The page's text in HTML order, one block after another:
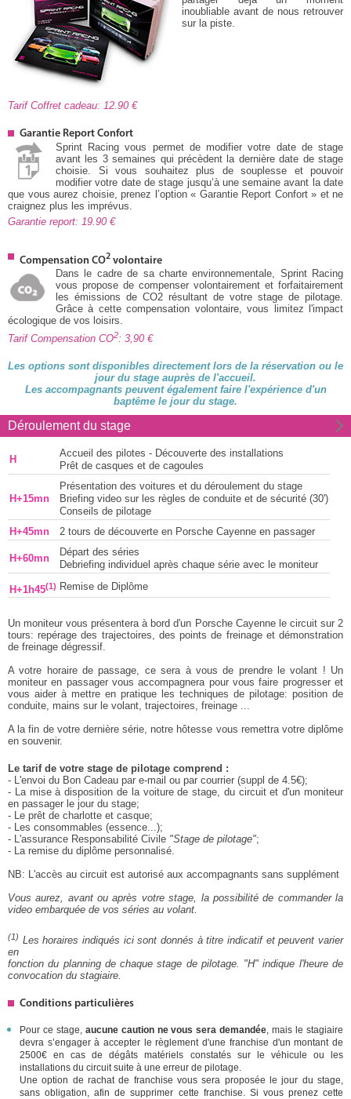
inoubliable avant de nous retrouver
sur la piste.
Tarif Coffret cadeau: 12.90
Garantie Report Confort
Sprint Racing vous permet de modifier votre date de stage
avant les 3 semaines qui précèdent la dernière date de stage
choisie. Si vous souhaitez plus de souplesse et pouvoir
modifier votre date de stage jusqu’à une semaine avant la date
que vous aurez choisie, prenez l’option « Garantie Report Confort » et ne
craignez plus les imprévus.
Garantie report: 19.90
Compensation CO2 volontaire
Dans le cadre de sa charte environnementale, Sprint Racing
vous propose de compenser volontairement et forfaitairement
les émissions de CO2 résultant de votre stage de pilotage.
Grâce à cette compensation volontaire, vous limitez l'impact
écologique de vos loisirs.
Tarif Compensation CO2: 3,90
Les options sont disponibles directement lors de la réservation ou le
jour du stage auprès de l'accueil.
Les accompagnants peuvent également faire l'expérience d'un
baptême le jour du stage.
Déroulement du stage
H
Accueil des pilotes - Découverte des installations
Prêt de casques et de cagoules
H+15mn
Présentation des voitures et du déroulement du stage
Briefing video sur les règles de conduite et de sécurité (30')
Conseils de pilotage
H+45mn
2 tours de découverte en Porsche Cayenne en passager
H+60mn
Départ des séries
Debriefing individuel après chaque série avec le moniteur
H+1h45(1) Remise de Diplôme
Un moniteur vous présentera à bord d'un Porsche Cayenne le circuit sur 2
tours: repérage des trajectoires, des points de freinage et démonstration
de freinage dégressif.
A votre horaire de passage, ce sera à vous de prendre le volant ! Un
moniteur en passager vous accompagnera pour vous faire progresser et
vous aider à mettre en pratique les techniques de pilotage: position de
conduite, mains sur le volant, trajectoires, freinage ...
A la fin de votre dernière série, notre hôtesse vous remettra votre diplôme
en souvenir.
Le tarif de votre stage de pilotage comprend :
- L'envoi du Bon Cadeau par e-mail ou par courrier (suppl de 4.5€);
- La mise à disposition de la voiture de stage, du circuit et d'un moniteur
en passager le jour du stage;
- Le prêt de charlotte et casque;
- Les consommables (essence...);
- L'assurance Responsabilité Civile "Stage de pilotage";
- La remise du diplôme personnalisé.
NB: L'accès au circuit est autorisé aux accompagnants sans supplément
Vous aurez, avant ou après votre stage, la possibilité de commander la
video embarquée de vos séries au volant.
(1) Les horaires indiqués ici sont donnés à titre indicatif et peuvent varier
en
fonction du planning de chaque stage de pilotage. "H" indique l'heure de
convocation du stagiaire.
Conditions particulières
Pour ce stage, aucune caution ne vous sera demandée , mais le stagiaire
devra s’engager à accepter le règlement d'une franchise d'un montant de
2500€ en cas de dégâts matériels constatés sur le véhicule ou les
installations du circuit suite à une erreur de pilotage.
Une option de rachat de franchise vous sera proposée le jour du stage,
sans obligation, afin de supprimer cette franchise. Si vous prenez cette